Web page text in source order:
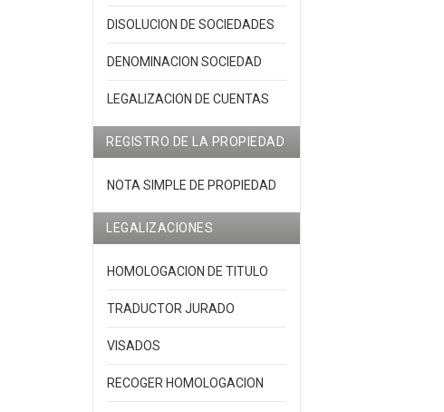
DISOLUCION DE SOCIEDADES
DENOMINACION SOCIEDAD
LEGALIZACION DE CUENTAS
REGISTRO DE LA PROPIEDAD
NOTA SIMPLE DE PROPIEDAD
LEGALIZACIONES
HOMOLOGACION DE TITULO
TRADUCTOR JURADO
VISADOS
RECOGER HOMOLOGACION